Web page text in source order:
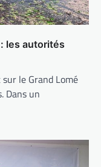
les autorités
le Grand Lomé
Dans un